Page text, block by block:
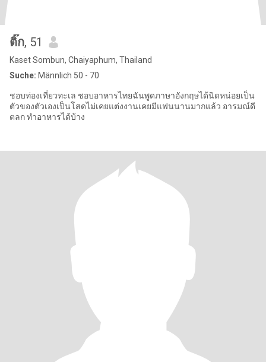
ติ๊ก, 51
Kaset Sombun, Chaiyaphum, Thailand
Suche: Männlich 50 - 70
ชอบท่องเที่ยวทะเล ชอบอาหารไทยฉันพูดภาษาอังกฤษได้นิดหน่อยเป็น
ตัวของตัวเองเป็นโสดไม่เคยแต่งงานเคยมีแฟนนานมากแล้ว อารมณ์ดี
ตลก ทำอาหารได้บ้าง